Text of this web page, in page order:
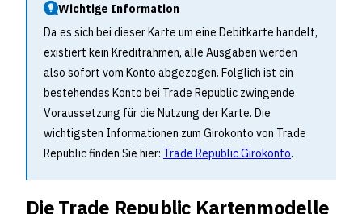
Wichtige Information
Da es sich bei dieser Karte um eine Debitkarte handelt,
existiert kein Kreditrahmen, alle Ausgaben werden
also sofort vom Konto abgezogen. Folglich ist ein
bestehendes Konto bei Trade Republic zwingende
Voraussetzung für die Nutzung der Karte. Die
wichtigsten Informationen zum Girokonto von Trade
Republic finden Sie hier: Trade Republic Girokonto.
Die Trade Republic Kartenmodelle